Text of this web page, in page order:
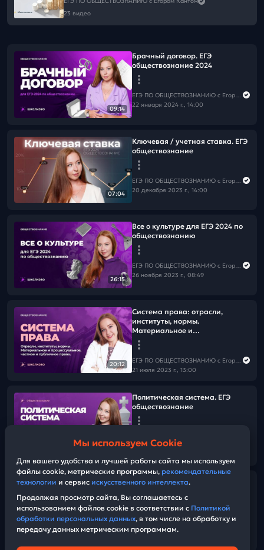
23 видео
09:14
Брачный договор. ЕГЭ
обществознание 2024
ЕГЭ ПО ОБЩЕСТВОЗНАНИЮ c Егором Кантом
22 января 2024 г., 14:00
07:04
Ключевая / учетная ставка. ЕГЭ
обществознание
ЕГЭ ПО ОБЩЕСТВОЗНАНИЮ c Егором Кантом
20 декабря 2023 г., 14:00
26:15
Все о культуре для ЕГЭ 2024 по
обществознанию
ЕГЭ ПО ОБЩЕСТВОЗНАНИЮ c Егором Кантом
26 ноября 2023 г., 08:49
20:12
Система права: отрасли,
институты, нормы.
Материальное и
процессуальное, частное и
публичное право.
ЕГЭ ПО ОБЩЕСТВОЗНАНИЮ c Егором Кантом
21 июля 2023 г., 13:00
Политическая система. ЕГЭ
обществознание
10 декабря 2022 г., 15:00
16:47
👩‍💻Деятельность человека.
ЕГЭ ПО ОБЩЕСТВОЗНАНИЮ c Егором Кантом
26 ноября 2022 г., 15:00
Мы используем Cookie
Для вашего удобства и лучшей работы сайта мы используем
файлы cookie, метрические программы, рекомендательные
технологии и сервис искусственного интеллекта.
Продолжая просмотр сайта, Вы соглашаетесь с
использованием файлов cookie в соответствии с Политикой
обработки персональных данных, в том числе на обработку и
передачу данных метрическим программам.